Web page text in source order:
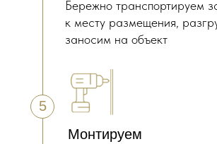
5
Монтируем
Бережно транспортируем
к месту размещения,
заносим на объект